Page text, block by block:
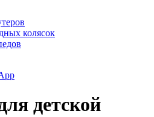
колясок
детской